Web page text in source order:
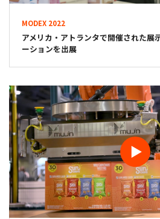
MODEX 2022
アメリカ・アトランタで開催された展
ーションを出展